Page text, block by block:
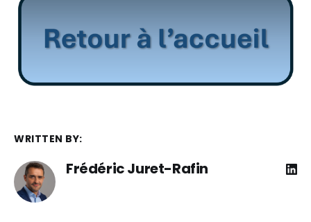
WRITTEN BY:
Frédéric Juret-Rafin